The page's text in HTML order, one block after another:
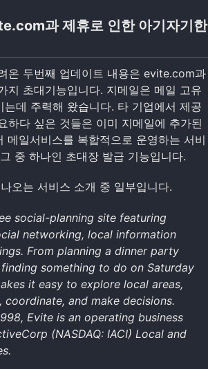
과 제휴로 인한 아기자기한
온 두번째 업데이트 내용은 evite.com과
지 초대기능입니다. 지메일은 메일 고유
는데 주력해 왔습니다. 타 기업에서 제공
하다 싶은 것들은 이미 지메일에 추가된
메일서비스를 복합적으로 운영하는 서비
중 하나인 초대장 발급 기능입니다.
오는 서비스 소개 중 일부입니다.
social-planning site featuring
networking, local information
From planning a dinner party
something to do on Saturday
it easy to explore local areas,
coordinate, and make decisions.
Evite is an operating business
(NASDAQ: IACI) Local and